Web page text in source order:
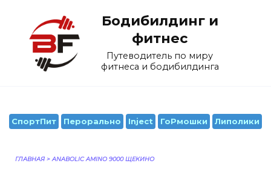
содержанию
Бодибилдинг и
фитнес
Путеводитель по миру
фитнеса и бодибилдинга
СпортПит Перорально Inject ГоРмошки Липолики
ГЛАВНАЯ > ANABOLIC AMINO 9000 ЩЕКИНО